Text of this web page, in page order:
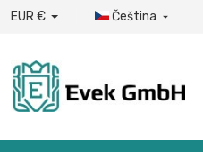
EUR € Čeština 